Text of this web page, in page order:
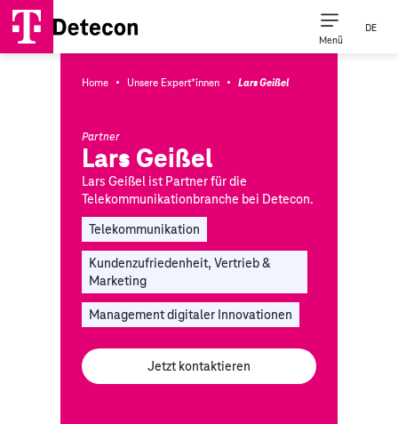
Menü
DE
Home · Unsere Expert*innen · Lars Geißel
Partner
Lars Geißel
Lars Geißel ist Partner für die
Telekommunikationbranche bei Detecon.
Telekommunikation
Kundenzufriedenheit, Vertrieb &
Marketing
Management digitaler Innovationen
Jetzt kontaktieren